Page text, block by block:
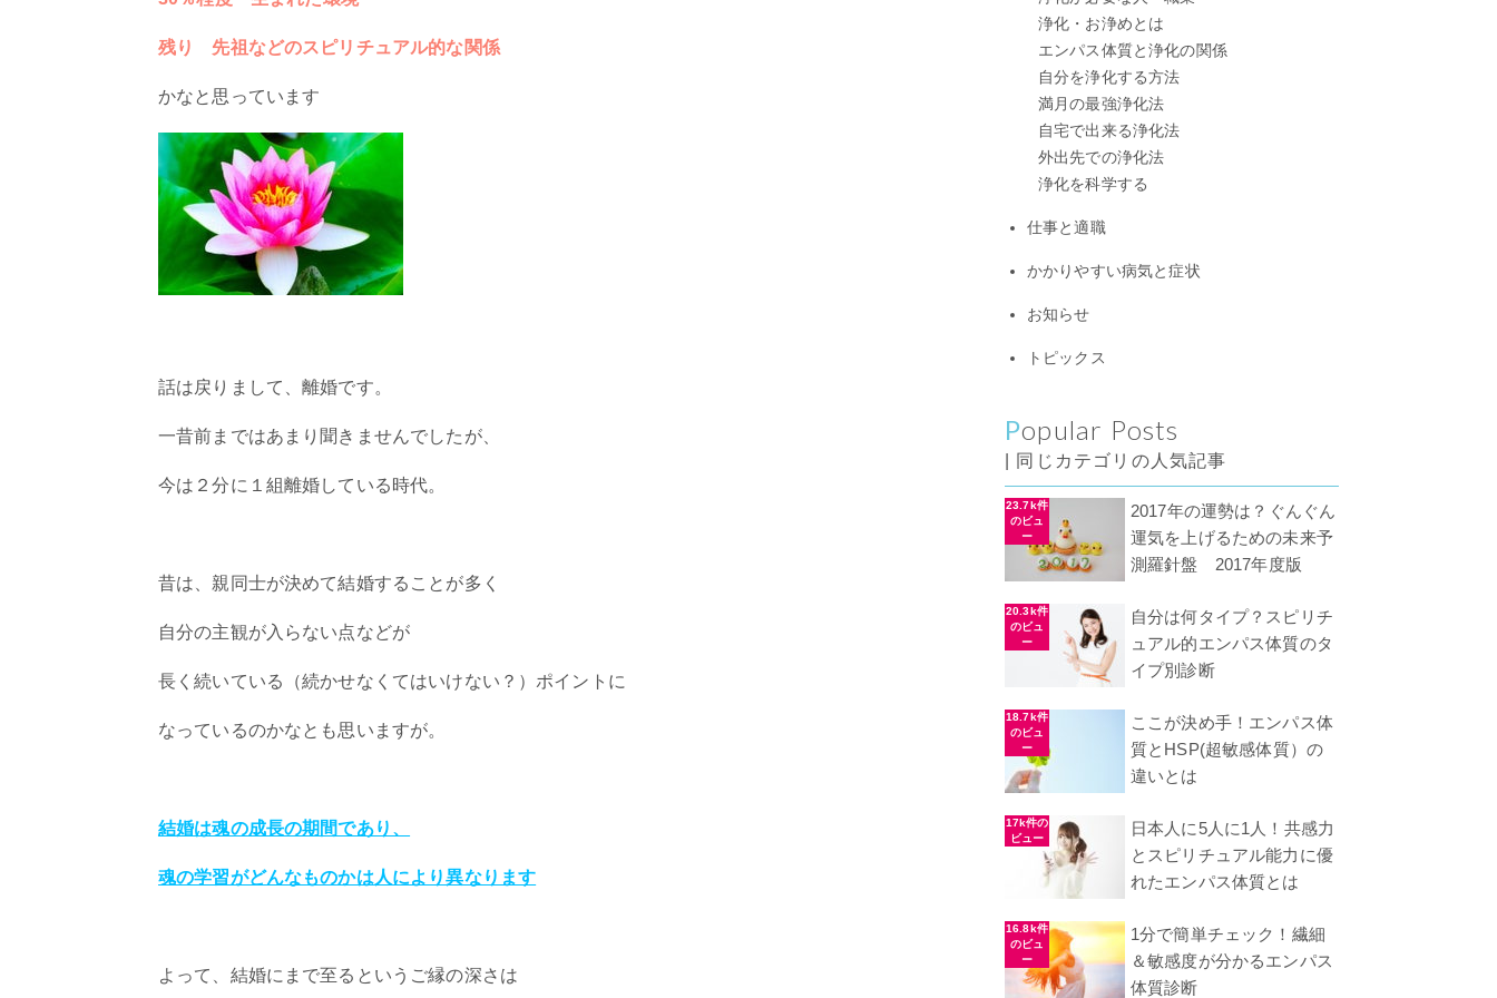
残り 先祖などのスピリチュアル的な関係
かなと思っています
話は戻りまして、離婚です。
一昔前まではあまり聞きませんでしたが、
今は２分に１組離婚している時代。
昔は、親同士が決めて結婚することが多く
自分の主観が入らない点などが
長く続いている（続かせなくてはいけない？）ポイントに
なっているのかなとも思いますが。
結婚は魂の成長の期間であり、
魂の学習がどんなものかは人により異なります
よって、結婚にまで至るというご縁の深さは
浄化・お浄めとは
エンパス体質と浄化の関係
自分を浄化する方法
満月の最強浄化法
自宅で出来る浄化法
外出先での浄化法
浄化を科学する
仕事と適職
かかりやすい病気と症状
お知らせ
トピックス
Popular Posts
| 同じカテゴリの人気記事
2017年の運勢は？ぐんぐん
運気を上げるための未来予
測羅針盤 2017年度版
23.7k件
のビュ
ー
自分は何タイプ？スピリチ
ュアル的エンパス体質のタ
イプ別診断
20.3k件
のビュ
ー
ここが決め手！エンパス体
質とHSP(超敏感体質）の
違いとは
18.7k件
のビュ
ー
日本人に5人に1人！共感力
とスピリチュアル能力に優
れたエンパス体質とは
17k件の
ビュー
1分で簡単チェック！繊細
＆敏感度が分かるエンパス
体質診断
16.8k件
のビュ
ー